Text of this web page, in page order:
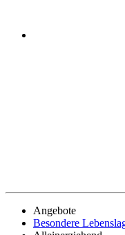
Angebote
Besondere